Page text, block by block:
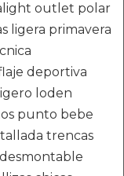
outlet polar
ligera primavera
deportiva
loden
punto bebe
trencas